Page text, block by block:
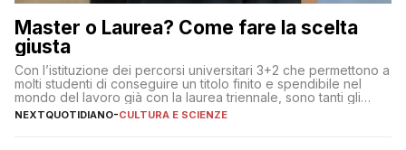
Master o Laurea? Come fare la scelta
giusta
Con l’istituzione dei percorsi universitari 3+2 che permettono a
molti studenti di conseguire un titolo finito e spendibile nel
mondo del lavoro già con la laurea triennale, sono tanti gli
interrogativi che si pongono gli studenti una volta raggiunto
l’obiettivo di primo livello
NEXTQUOTIDIANO-CULTURA E SCIENZE